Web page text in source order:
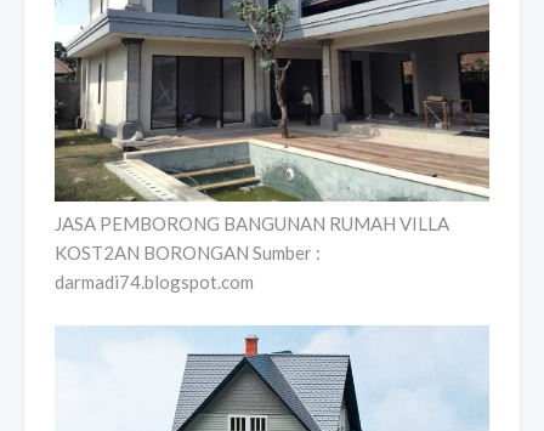
JASA PEMBORONG BANGUNAN RUMAH VILLA
KOST2AN BORONGAN Sumber :
darmadi74.blogspot.com